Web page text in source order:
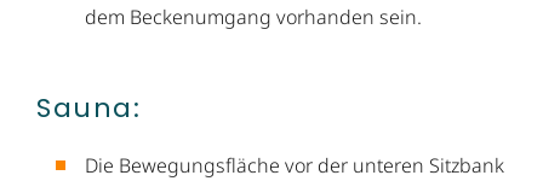
dem Beckenumgang vorhanden sein.
Sauna:
Die Bewegungsfläche vor der unteren Sitzbank